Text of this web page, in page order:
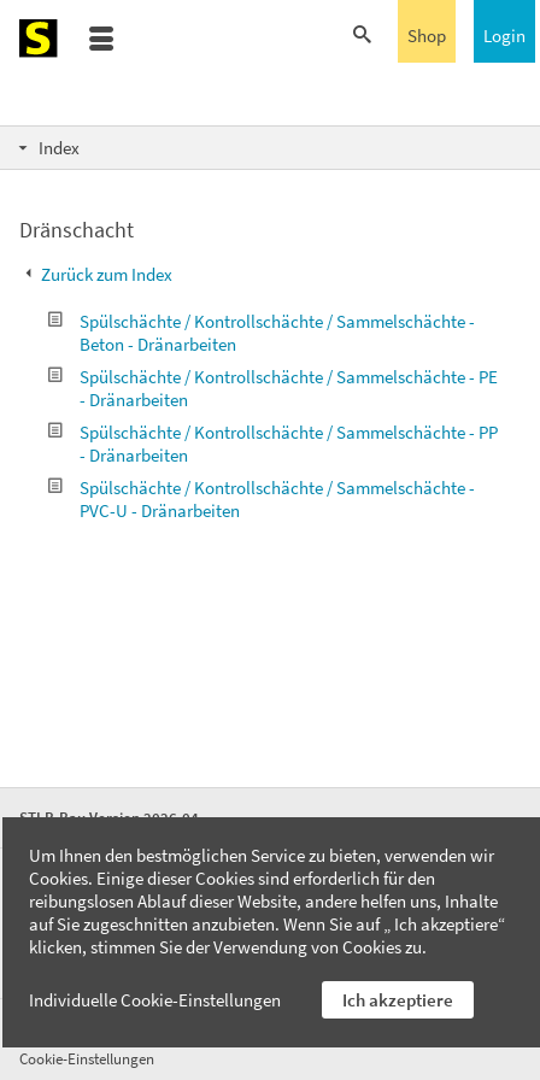
Login
Shop
Index
Dränschacht
Zurück zum Index
Spülschächte / Kontrollschächte / Sammelschächte -
Beton - Dränarbeiten
Spülschächte / Kontrollschächte / Sammelschächte - PE
- Dränarbeiten
Spülschächte / Kontrollschächte / Sammelschächte - PP
- Dränarbeiten
Spülschächte / Kontrollschächte / Sammelschächte -
PVC-U - Dränarbeiten
STLB-Bau Version 2026-04
FAQ
Kontakt
Datenschutzerklärung
Cookie-Einstellungen
Um Ihnen den bestmöglichen Service zu bieten, verwenden wir
Cookies. Einige dieser Cookies sind erforderlich für den
reibungslosen Ablauf dieser Website, andere helfen uns, Inhalte
auf Sie zugeschnitten anzubieten. Wenn Sie auf „ Ich akzeptiere“
klicken, stimmen Sie der Verwendung von Cookies zu.
Individuelle Cookie-Einstellungen Ich akzeptiere